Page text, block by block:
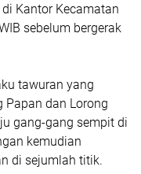
Kantor Kecamatan
sebelum bergerak
tawuran yang
Papan dan Lorong
gang-gang sempit di
kemudian
di sejumlah titik.